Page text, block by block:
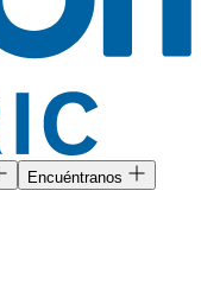
Encuéntranos